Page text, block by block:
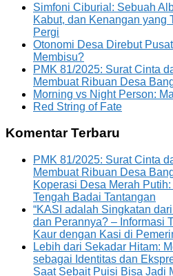
Simfoni Ciburial: Sebuah
Kabut, dan Kenangan yang
Pergi
Otonomi Desa Direbut
Membisu?
PMK 81/2025: Surat Cinta
Membuat Ribuan Desa
Morning vs Night Person:
Red String of Fate
Komentar Terbaru
PMK 81/2025: Surat Cinta
Membuat Ribuan Desa
Koperasi Desa Merah
Tengah Badai Tantangan
“KASI adalah Singkatan
dan Perannya? – Informasi
Kaur dengan Kasi di
Lebih dari Sekadar Hitam:
sebagai Identitas dan
Saat Sebait Puisi Bisa Jadi